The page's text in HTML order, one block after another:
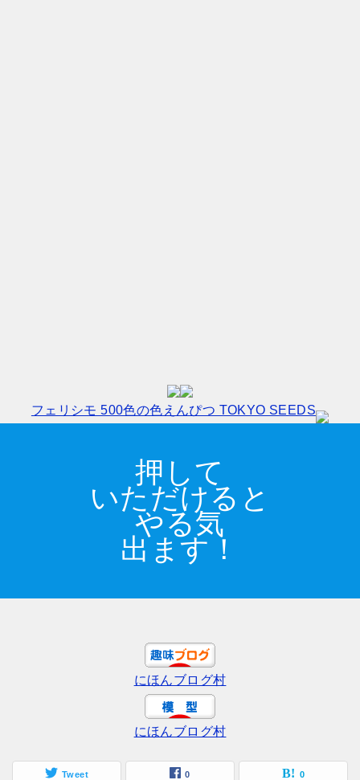
フェリシモ 500色の色えんぴつ TOKYO SEEDS
押して
いただけると
やる気
出ます！
にほんブログ村
にほんブログ村
Tweet 0 0